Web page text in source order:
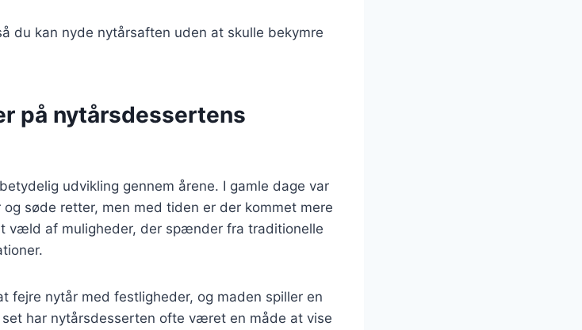
du kan nyde nytårsaften uden at skulle bekymre
på nytårsdessertens
udvikling gennem årene. I gamle dage var
søde retter, men med tiden er der kommet mere
væld af muligheder, der spænder fra traditionelle
fejre nytår med festligheder, og maden spiller en
har nytårsdesserten ofte været en måde at vise